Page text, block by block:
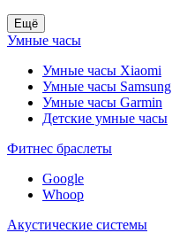
Ещё
Умные часы
Умные часы Xiaomi
Умные часы Samsung
Умные часы Garmin
Детские умные часы
Фитнес браслеты
Google
Whoop
Акустические системы